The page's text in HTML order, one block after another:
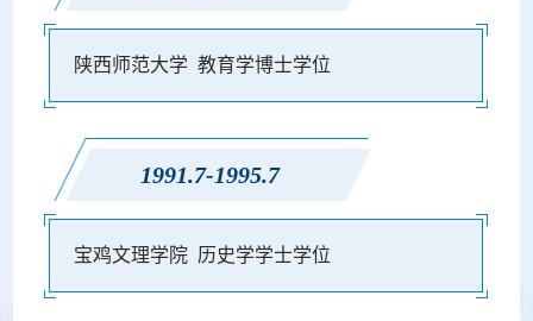
陕西师范大学 教育学博士学位
1991.7-1995.7
宝鸡文理学院 历史学学士学位